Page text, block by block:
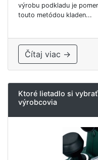
výrobu podkladu je
touto metódou kladen...
Čítaj viac →
Ktoré lietadlo si
výrobcovia